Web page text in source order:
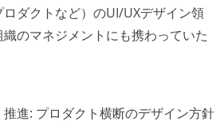
ダクトなど）のUI/UXデザイン領
のマネジメントにも携わっていた
推進: プロダクト横断のデザイン方針